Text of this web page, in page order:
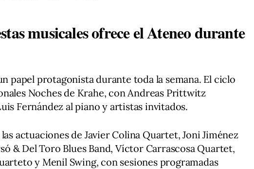
musicales ofrece el Ateneo durante
papel protagonista durante toda la semana. El ciclo
Noches de Krahe, con Andreas Prittwitz
Fernández al piano y artistas invitados.
actuaciones de Javier Colina Quartet, Joni Jiménez
& Del Toro Blues Band, Víctor Carrascosa Quartet,
y Menil Swing, con sesiones programadas